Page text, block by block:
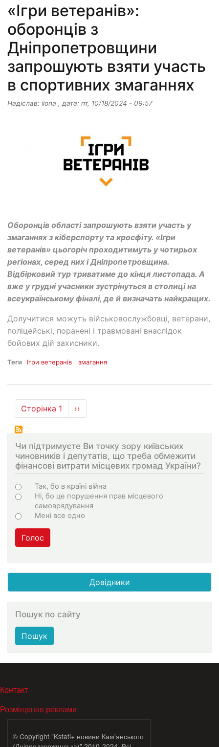
«Ігри ветеранів»:
оборонців з
Дніпропетровщини
запрошують взяти участь
в спортивних змаганнях
Надіслав: ilona , дата: пт, 10/18/2024 - 09:57
Оборонців області запрошують взяти участь у
змаганнях з кіберспорту та кросфіту. «Ігри
ветеранів» цьогоріч проходитимуть у чотирьох
регіонах, серед них і Дніпропетровщина.
Відбірковий тур триватиме до кінця листопада. А
вже у грудні учасники зустрінуться в столиці на
всеукраїнському фіналі, де й визначать найкращих.
Долучитися можуть військовослужбовці, ветерани,
поліцейські, поранені і травмовані внаслідок
бойових дій захисники.
Теги Ігри ветеранів змагання
Розбивка
на
сторінки
Сторінка 1
Наступна
сторінка
››
Чи підтримуєте Ви точку зору київських
чиновників і депутатів, що треба обмежити
фінансові витрати місцевих громад України?
Варіанти
Так, бо в країні війна
Ні, бо це порушення прав місцевого
самоврядування
Мені все одно
Голос
Довідники
Пошук по сайту
Пошук
МЕНЮ В ПОДВАЛЕ
Контакт
Розміщення реклами
© Copyright "Kstati+ новини Кам'янського